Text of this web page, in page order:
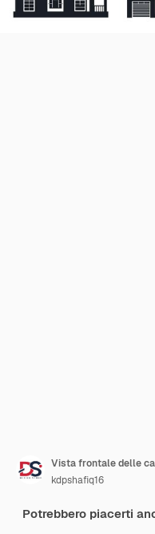
Vista frontale delle
kdpshafiq16
Potrebbero piacerti